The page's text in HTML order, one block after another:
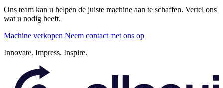
Ons team kan u helpen de juiste machine aan te schaffen. Vertel ons
wat u nodig heeft.
Machine verkopen Neem contact met ons op
Innovate. Impress. Inspire.